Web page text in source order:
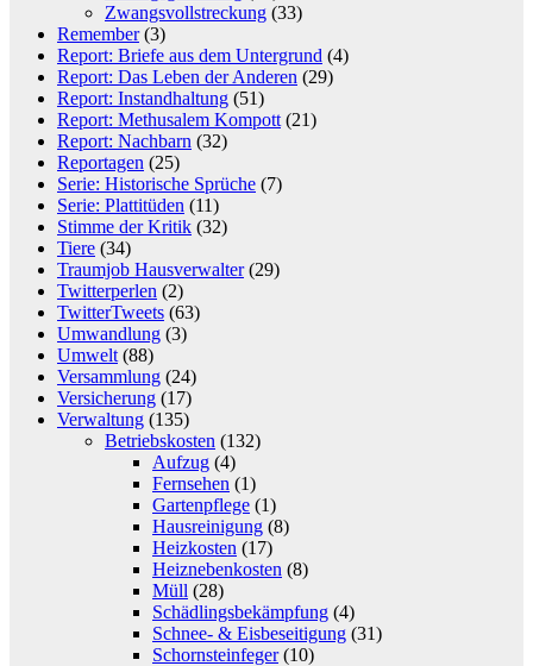
Zwangsvollstreckung (33)
Remember(3)
Report: Briefe aus dem Untergrund (4)
Report: Das Leben der Anderen (29)
Report: Instandhaltung (51)
Report: Methusalem Kompott (21)
Report: Nachbarn (32)
Reportagen (25)
Serie: Historische Sprüche (7)
Serie: Plattitüden (11)
Stimme der Kritik (32)
Tiere (34)
Traumjob Hausverwalter(29)
Twitterperlen (2)
TwitterTweets (63)
Umwandlung (3)
Umwelt (88)
Versammlung (24)
Versicherung (17)
Verwaltung (135)
Betriebskosten (132)
Aufzug (4)
Fernsehen (1)
Gartenpflege (1)
Hausreinigung (8)
Heizkosten (17)
Heiznebenkosten (8)
Müll (28)
Schädlingsbekämpfung (4)
Schnee- & Eisbeseitigung (31)
Schornsteinfeger(10)